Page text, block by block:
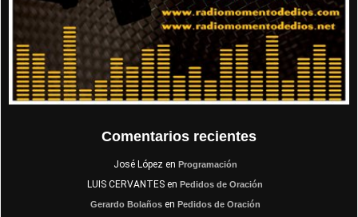
Comentarios recientes
José López en Programación
LUIS CERVANTES en Pedidos de Oración
Gerardo Bolañosen Pedidos de Oración